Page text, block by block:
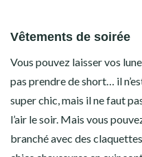
Vêtements de soirée
Vous pouvez laisser vos
pas prendre de short… il
super chic, mais il ne faut
l’air le soir. Mais vous
branché avec des